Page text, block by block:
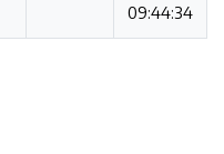
09:44:34